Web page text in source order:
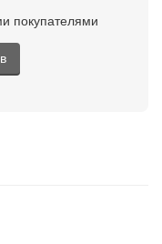
покупателями